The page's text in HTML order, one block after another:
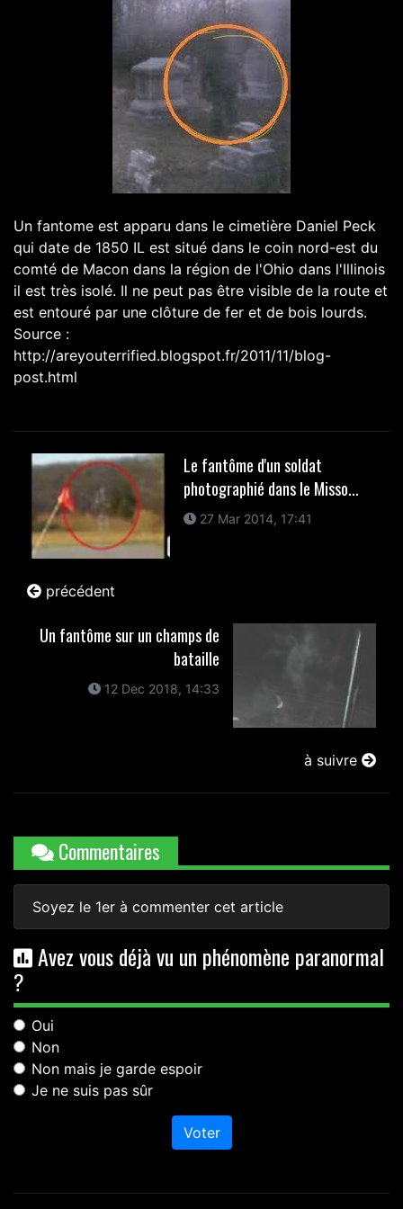
Un fantome est apparu dans le cimetière Daniel Peck
qui date de 1850 IL est situé dans le coin nord-est du
comté de Macon dans la région de l'Ohio dans l'Illinois
il est très isolé. Il ne peut pas être visible de la route et
est entouré par une clôture de fer et de bois lourds.
Source :
http://areyouterrified.blogspot.fr/2011/11/blog-
post.html
Le fantôme d'un soldat
photographié dans le Misso...
27 Mar 2014, 17:41
précédent
Un fantôme sur un champs de
bataille
12 Dec 2018, 14:33
à suivre
Commentaires
Soyez le 1er à commenter cet article
Avez vous déjà vu un phénomène paranormal
?
Oui
Non
Non mais je garde espoir
Je ne suis pas sûr
Voter